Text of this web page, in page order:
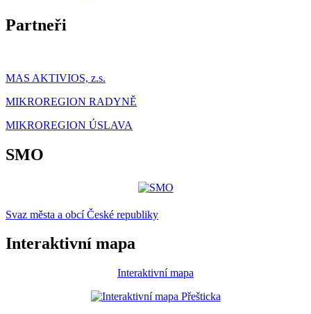
Partneři
MAS AKTIVIOS, z.s.
MIKROREGION RADYNĚ
MIKROREGION ÚSLAVA
SMO
Svaz města a obcí České republiky
Interaktivní mapa
Interaktivní mapa